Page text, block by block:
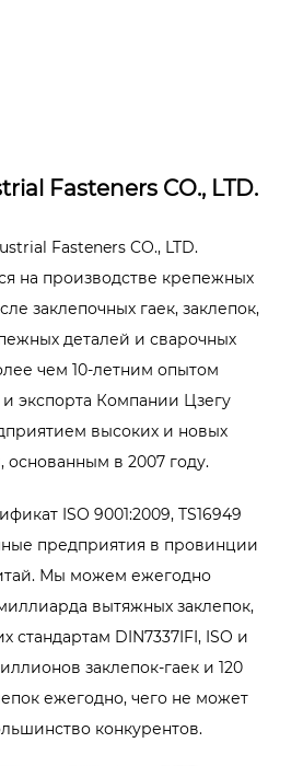
Fasteners CO., LTD.
Fasteners CO., LTD.
на производстве крепежных
заклепочных гаек, заклепок,
деталей и сварочных
чем 10-летним опытом
и экспорта Компании Цзегу
высоких и новых
основанным в 2007 году.
ISO 9001:2009, TS16949
предприятия в провинции
Мы можем ежегодно
вытяжных заклепок,
стандартам DIN7337IFI, ISO и
заклепок-гаек и 120
ежегодно, чего не может
конкурентов.